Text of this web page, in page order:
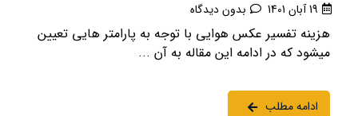
19 آبان 1401 بدون دیدگاه
هزینه تفسیر عکس هوایی با توجه به پارامتر هایی تعیین
میشود که در ادامه این مقاله به آن ...
ادامه مطلب